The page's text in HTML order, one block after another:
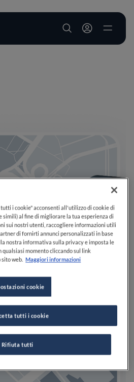
User account
i cookie" acconsenti all'utilizzo di cookie di
simili) al fine di migliorare la tua esperienza di
sui nostri utenti, raccogliere informazioni utili
di fornirti annunci personalizzati in base
nostra informativa sulla privacy e imposta le
qualsiasi momento cliccando sul link
sito web. Maggiori informazioni
cookie
Rifiuta tutti
tutti i cookie